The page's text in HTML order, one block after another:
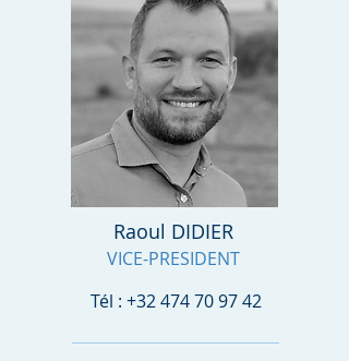
Raoul DIDIER
VICE-PRESIDENT
Tél : +32 474 70 97 42